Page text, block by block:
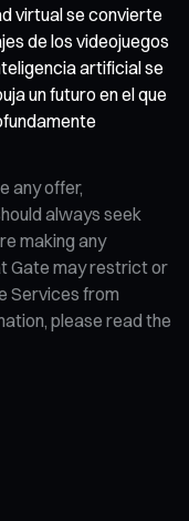
virtual se convierte
de los videojuegos
artificial se
un futuro en el que
any offer,
always seek
making any
Gate may restrict or
Services from
please read the